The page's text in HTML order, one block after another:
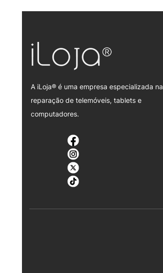
A iLoja® é uma empresa especializada na
reparação de telemóveis, tablets e
computadores.